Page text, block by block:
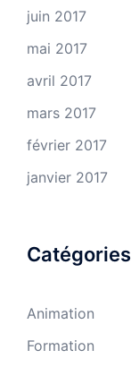
juin 2017
mai 2017
avril 2017
mars 2017
février 2017
janvier 2017
Catégories
Animation
Formation